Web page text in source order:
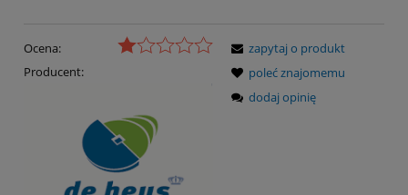
Ocena:
Producent:
zapytaj o produkt
poleć znajomemu
dodaj opinię